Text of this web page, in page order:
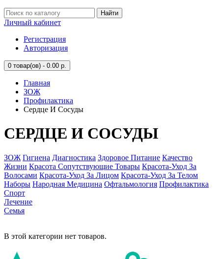
Найти
Личный кабинет
Регистрация
Авторизация
0 товар(ов) - 0.00 р.
Главная
ЗОЖ
Профилактика
Сердце И Сосуды
СЕРДЦЕ И СОСУДЫ
ЗОЖ Гигиена Диагностика Здоровое Питание Качество
Жизни Красота Сопутствующие Товары Красота-Уход За
Волосами Красота-Уход За Лицом Красота-Уход За Телом
Наборы Народная Медицина Офтальмология Профилактика
Спорт
Лечение
Семья
В этой категории нет товаров.